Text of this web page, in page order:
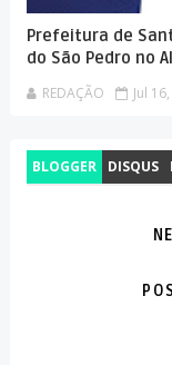
Prefeitura de
do São Pedro no
REDAÇÃO Jul
BLOGGER DISQUS